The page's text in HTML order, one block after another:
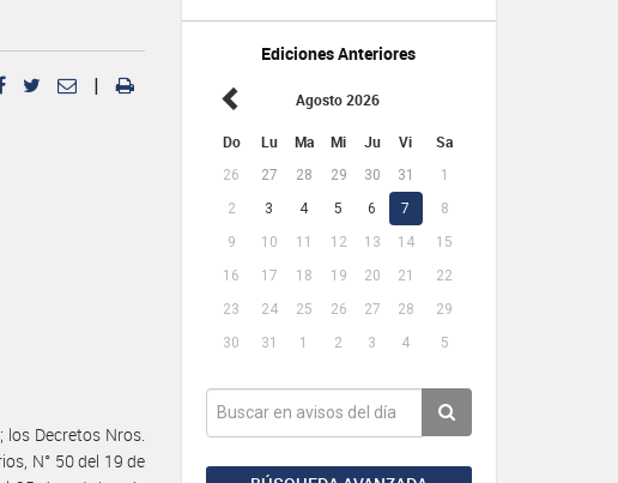
Ediciones Anteriores
Agosto 2026
Do Lu Ma Mi Ju Vi Sa
26 27 28 29 30 31
1
2
3 4 5 6 7
8
9
10 11 12 13 14
15
16
17 18 19 20 21
22
23
24 25 26 27 28
29
30
31 1 2 3 4 5
|
los Decretos Nros.
N° 50 del 19 de